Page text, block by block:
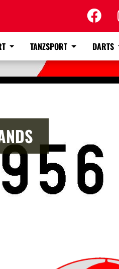
TANZSPORT DARTS